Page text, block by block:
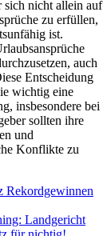
sich nicht allein auf
zu erfüllen,
ist.
auch
Entscheidung
wichtig eine
insbesondere bei
sollten ihre
und
Konflikte zu
Rekordgewinnen
Landgericht